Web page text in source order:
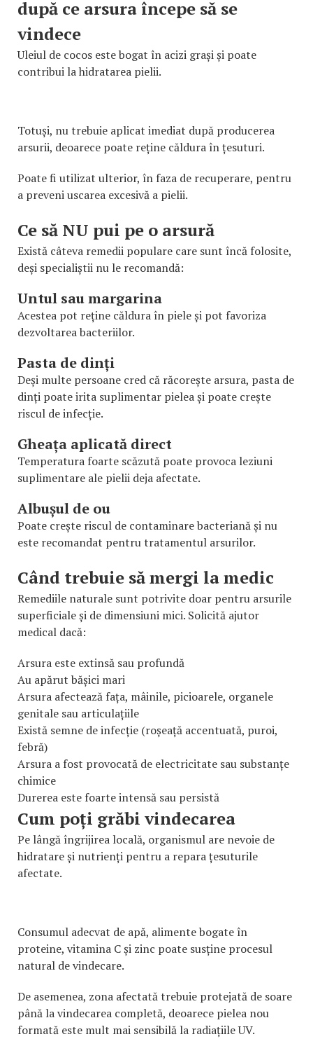
după ce arsura începe să se
vindece
Uleiul de cocos este bogat în acizi grași și poate
contribui la hidratarea pielii.
Totuși, nu trebuie aplicat imediat după producerea
arsurii, deoarece poate reține căldura în țesuturi.
Poate fi utilizat ulterior, în faza de recuperare, pentru
a preveni uscarea excesivă a pielii.
Ce să NU pui pe o arsură
Există câteva remedii populare care sunt încă folosite,
deși specialiștii nu le recomandă:
Untul sau margarina
Acestea pot reține căldura în piele și pot favoriza
dezvoltarea bacteriilor.
Pasta de dinți
Deși multe persoane cred că răcorește arsura, pasta de
dinți poate irita suplimentar pielea și poate crește
riscul de infecție.
Gheața aplicată direct
Temperatura foarte scăzută poate provoca leziuni
suplimentare ale pielii deja afectate.
Albușul de ou
Poate crește riscul de contaminare bacteriană și nu
este recomandat pentru tratamentul arsurilor.
Când trebuie să mergi la medic
Remediile naturale sunt potrivite doar pentru arsurile
superficiale și de dimensiuni mici. Solicită ajutor
medical dacă:
Arsura este extinsă sau profundă
Au apărut bășici mari
Arsura afectează fața, mâinile, picioarele, organele
genitale sau articulațiile
Există semne de infecție (roșeață accentuată, puroi,
febră)
Arsura a fost provocată de electricitate sau substanțe
chimice
Durerea este foarte intensă sau persistă
Cum poți grăbi vindecarea
Pe lângă îngrijirea locală, organismul are nevoie de
hidratare și nutrienți pentru a repara țesuturile
afectate.
Consumul adecvat de apă, alimente bogate în
proteine, vitamina C și zinc poate susține procesul
natural de vindecare.
De asemenea, zona afectată trebuie protejată de soare
până la vindecarea completă, deoarece pielea nou
formată este mult mai sensibilă la radiațiile UV.